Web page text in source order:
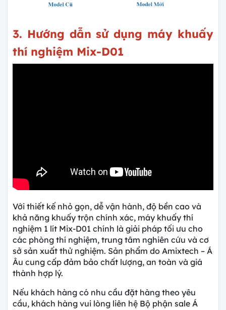
3. Hướng dẫn sử dụng máy khuấy
thí nghiệm Mix-D01
Với thiết kế nhỏ gọn, dễ vận hành, độ bền cao và
khả năng khuấy trộn chính xác, máy khuấy thí
nghiệm 1 lít Mix-D01 chính là giải pháp tối ưu cho
các phòng thí nghiệm, trung tâm nghiên cứu và cơ
sở sản xuất thử nghiệm. Sản phẩm do Amixtech – Á
Âu cung cấp đảm bảo chất lượng, an toàn và giá
thành hợp lý.
Nếu khách hàng có nhu cầu đặt hàng theo yêu
cầu, khách hàng vui lòng liên hệ Bộ phận sale Á